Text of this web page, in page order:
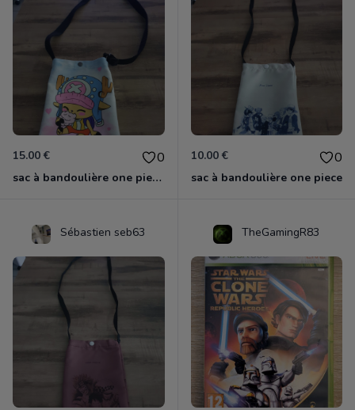
15.00 € 0
sac à bandoulière one piece chopper
10.00 € 0
sac à bandoulière one piece
Sébastien seb63 TheGamingR83